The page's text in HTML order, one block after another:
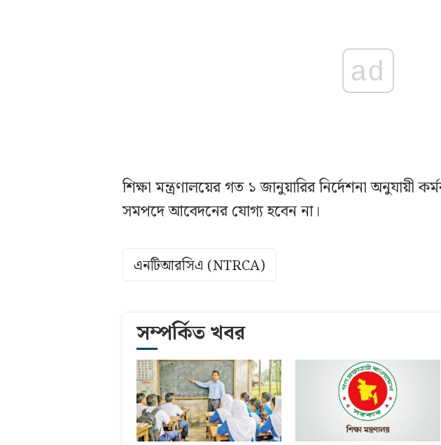
ad
শিক্ষা মন্ত্রণালয়ের গত ১ জানুয়ারির নির্দেশনা অনুযায়ী
সমপদে আবেদনের যোগ্য হবেন না।
এনটিআরসিএ (NTRCA)
সম্পর্কিত খবর